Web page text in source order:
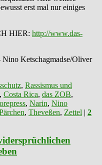
erst mal nur einiges
HIER: http://www.das-
Ketschagmadse/Oliver
, Rassismus und
, Costa Rica, das ZOB,
, Narin, Nino
, Theveßen, Zettel | 2